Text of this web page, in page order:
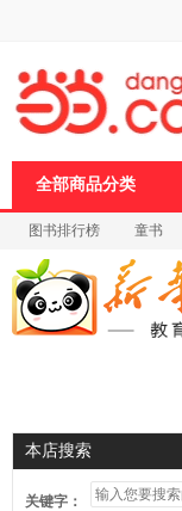
全部商品分类
图书排行榜 童书
科技 进口原版
本店搜索
关键字：
页
Ctrl
浪
盲
式